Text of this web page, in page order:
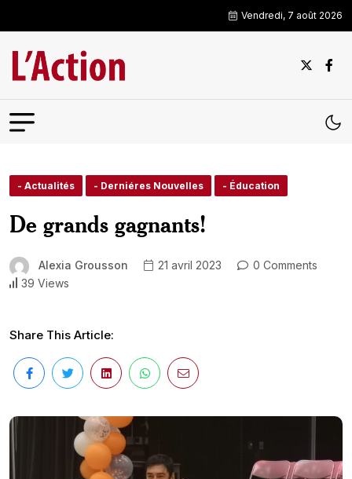
Vendredi, 7 août 2026
- Actualités - Derniéres Nouvelles - Éducation
De grands gagnants!
Alexia Grousson 21 avril 2023
0 Comments
39 Views
Share This Article: